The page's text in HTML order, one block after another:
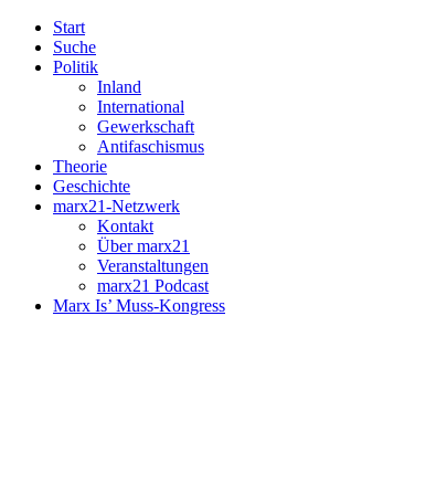
Start
Suche
Politik
Inland
International
Gewerkschaft
Antifaschismus
Theorie
Geschichte
marx21-Netzwerk
Kontakt
Über marx21
Veranstaltungen
marx21 Podcast
Marx Is’ Muss-Kongress